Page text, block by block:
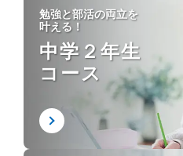
勉強と部活の両立を
叶える！
中学２年生
コース